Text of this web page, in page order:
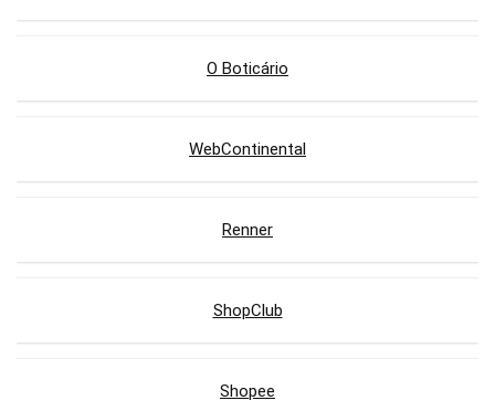
O Boticário
WebContinental
Renner
ShopClub
Shopee